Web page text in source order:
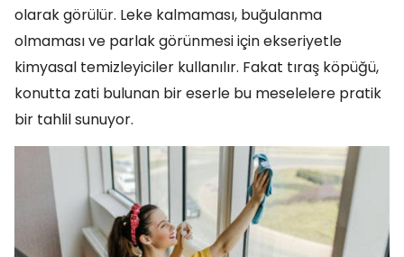
olarak görülür. Leke kalmaması, buğulanma
olmaması ve parlak görünmesi için ekseriyetle
kimyasal temizleyiciler kullanılır. Fakat tıraş köpüğü,
konutta zati bulunan bir eserle bu meselelere pratik
bir tahlil sunuyor.